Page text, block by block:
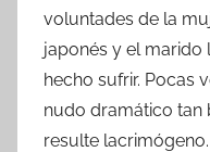
voluntades de la
japonés y el marido
hecho sufrir. Pocas
nudo dramático tan
resulte